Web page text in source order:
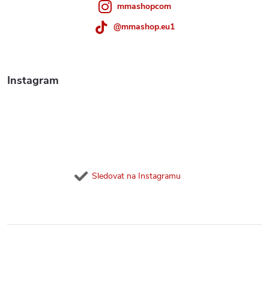
Instagram
Sledovat na Instagramu
mmashopcom
@mmashop.eu1